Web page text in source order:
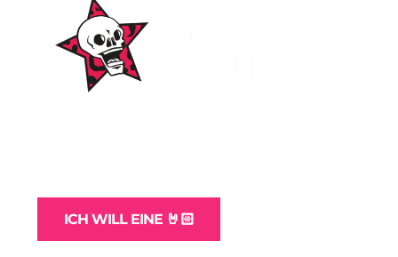
ICH WILL EINE 🤘🏻